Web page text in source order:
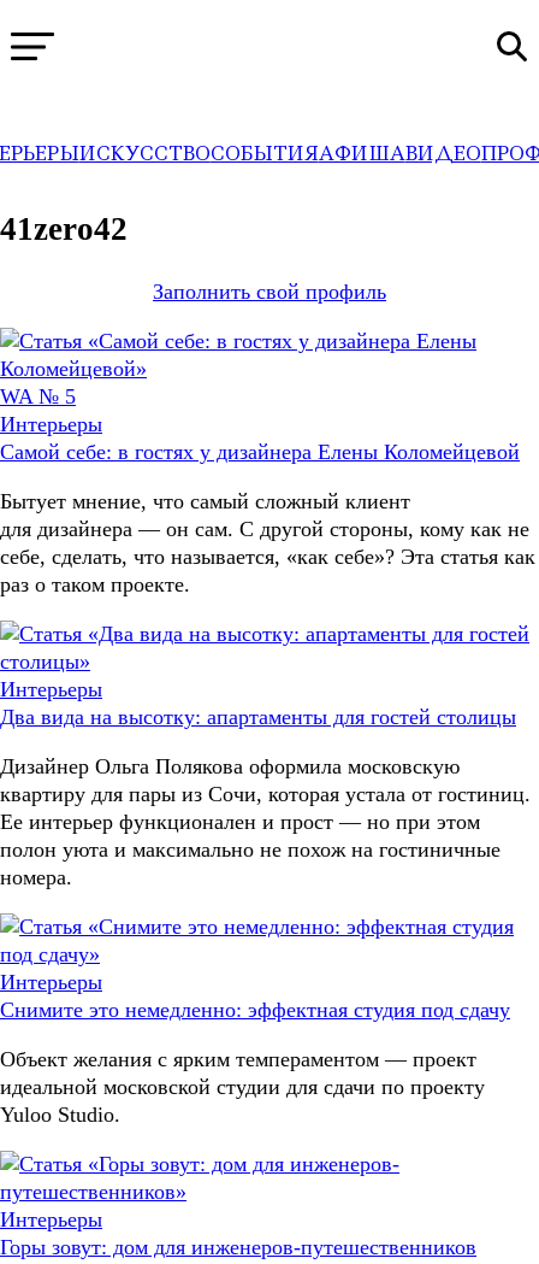
ИСКУССТВОСОБЫТИЯАФИШАВИДЕО
WA→Профили
41zero42
Заполнить свой профиль
WA № 5
Интерьеры
Самой себе: в гостях у дизайнера Елены Коломейцевой
Бытует мнение, что самый сложный клиент
для дизайнера — он сам. С другой стороны, кому как не
себе, сделать, что называется, «как себе»? Эта статья как
раз о таком проекте.
Интерьеры
Два вида на высотку: апартаменты для гостей столицы
Дизайнер Ольга Полякова оформила московскую
квартиру для пары из Сочи, которая устала от гостиниц.
Ее интерьер функционален и прост — но при этом
полон уюта и максимально не похож на гостиничные
номера.
Интерьеры
Снимите это немедленно: эффектная студия под сдачу
Объект желания с ярким темпераментом — проект
идеальной московской студии для сдачи по проекту
Yuloo Studio.
Интерьеры
Горы зовут: дом для инженеров-путешественников